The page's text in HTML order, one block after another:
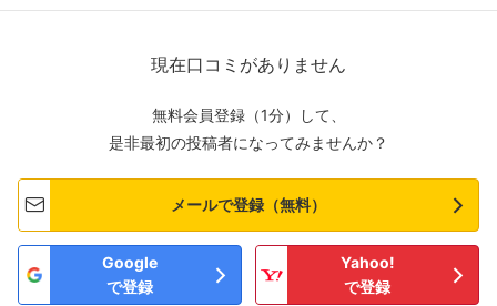
現在口コミがありません
無料会員登録（1分）して、
是非最初の投稿者になってみませんか？
メールで登録（無料）
Google
で登録
Yahoo!
で登録